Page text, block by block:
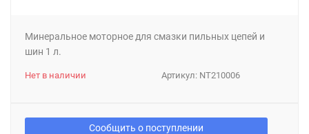
Минеральное моторное для смазки пильных цепей и
шин 1 л.
Артикул: NT210006
Нет в наличии
Сообщить о поступлении